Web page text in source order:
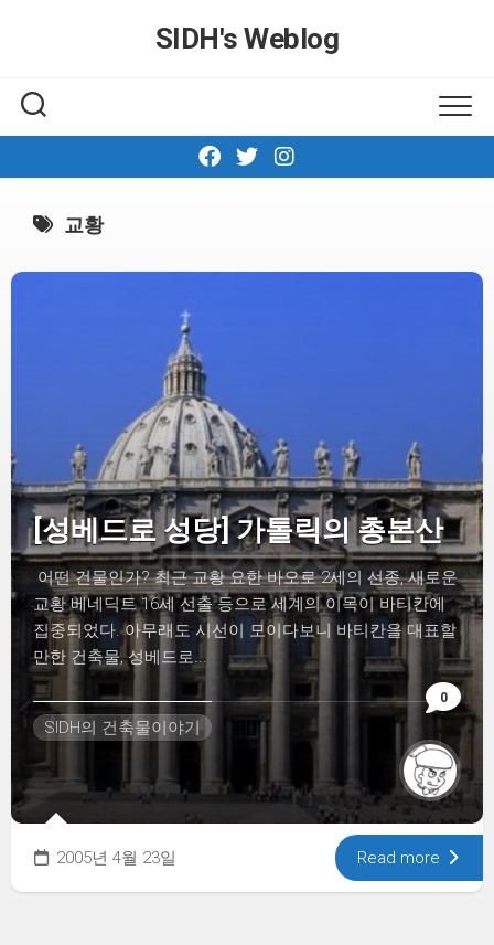
SIDH′s Weblog
교황
0
[성베드로 성당] 가톨릭의 총본산
어떤 건물인가? 최근 교황 요한 바오로 2세의 선종, 새로운
교황 베네딕트 16세 선출 등으로 세계의 이목이 바티칸에
집중되었다. 아무래도 시선이 모이다보니 바티칸을 대표할
만한 건축물, 성베드로...
SIDH의 건축물이야기
2005년 4월 23일 Read more